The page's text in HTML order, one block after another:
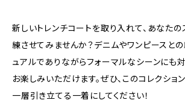
新しいトレンチコートを取り入れて、あなたの
練させてみませんか？デニムやワンピースと
ュアルでありながらフォーマルなシーンにも
お楽しみいただけます。ぜひ、このコレクショ
一層引き立てる一着にしてください！